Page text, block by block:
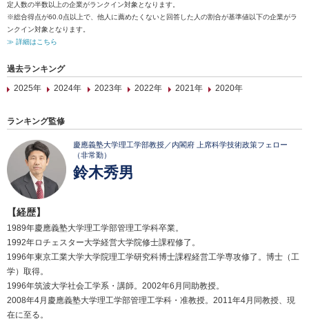
定人数の半数以上の企業がランクイン対象となります。
※総合得点が60.0点以上で、他人に薦めたくないと回答した人の割合が基準値以下の企業がラ
ンクイン対象となります。
≫ 詳細はこちら
過去ランキング
2025年
2024年 2023年 2022年 2021年 2020年
ランキング監修
慶應義塾大学理工学部教授／内閣府 上席科学技術政策フェロー
（非常勤）
鈴木秀男
【経歴】
1989年慶應義塾大学理工学部管理工学科卒業。
1992年ロチェスター大学経営大学院修士課程修了。
1996年東京工業大学大学院理工学研究科博士課程経営工学専攻修了。博士（工
学）取得。
1996年筑波大学社会工学系・講師。2002年6月同助教授。
2008年4月慶應義塾大学理工学部管理工学科・准教授。2011年4月同教授、現
在に至る。